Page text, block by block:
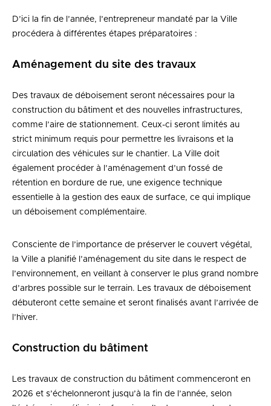
D’ici la fin de l’année, l’entrepreneur mandaté par la Ville
procédera à différentes étapes préparatoires :
Aménagement du site des travaux
Des travaux de déboisement seront nécessaires pour la
construction du bâtiment et des nouvelles infrastructures,
comme l’aire de stationnement. Ceux-ci seront limités au
strict minimum requis pour permettre les livraisons et la
circulation des véhicules sur le chantier. La Ville doit
également procéder à l’aménagement d’un fossé de
rétention en bordure de rue, une exigence technique
essentielle à la gestion des eaux de surface, ce qui implique
un déboisement complémentaire.
Consciente de l’importance de préserver le couvert végétal,
la Ville a planifié l’aménagement du site dans le respect de
l’environnement, en veillant à conserver le plus grand nombre
d’arbres possible sur le terrain. Les travaux de déboisement
débuteront cette semaine et seront finalisés avant l’arrivée de
l’hiver.
Construction du bâtiment
Les travaux de construction du bâtiment commenceront en
2026 et s’échelonneront jusqu’à la fin de l’année, selon